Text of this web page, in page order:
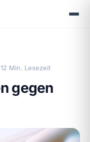
12 Min. Lesezeit
gegen